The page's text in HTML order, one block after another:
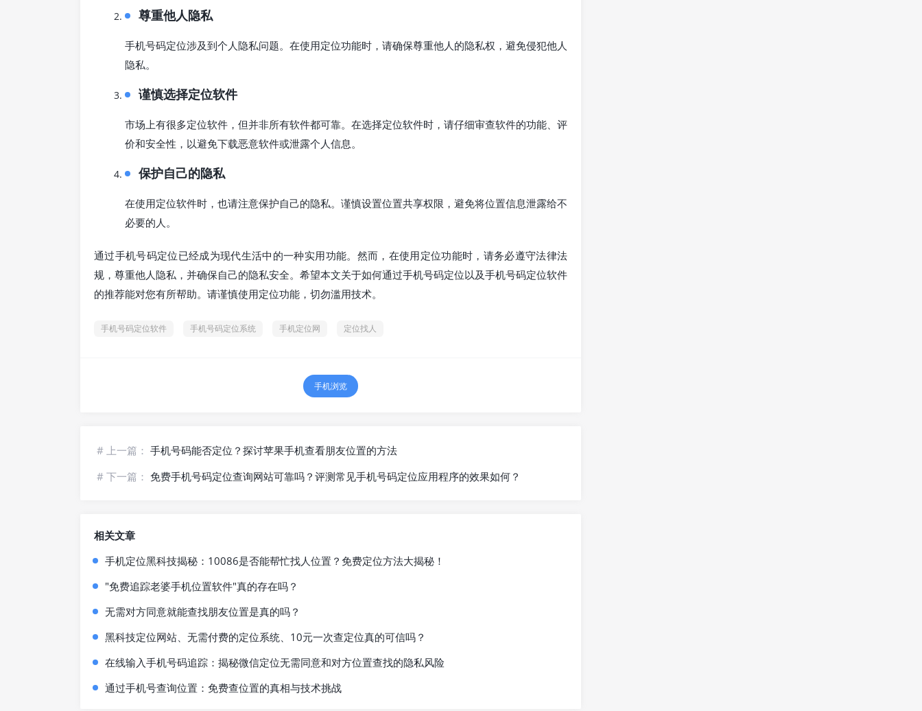
尊重他人隐私
手机号码定位涉及到个人隐私问题。在使用定位功能时，请确保尊重他人的隐私权，避免侵犯他人
隐私。
谨慎选择定位软件
市场上有很多定位软件，但并非所有软件都可靠。在选择定位软件时，请仔细审查软件的功能、评
价和安全性，以避免下载恶意软件或泄露个人信息。
保护自己的隐私
在使用定位软件时，也请注意保护自己的隐私。谨慎设置位置共享权限，避免将位置信息泄露给不
必要的人。
通过手机号码定位已经成为现代生活中的一种实用功能。然而，在使用定位功能时，请务必遵守法律法
规，尊重他人隐私，并确保自己的隐私安全。希望本文关于如何通过手机号码定位以及手机号码定位软件
的推荐能对您有所帮助。请谨慎使用定位功能，切勿滥用技术。
手机号码定位软件 手机号码定位系统 手机定位网 定位找人
手机浏览
# 上一篇： 手机号码能否定位？探讨苹果手机查看朋友位置的方法
# 下一篇： 免费手机号码定位查询网站可靠吗？评测常见手机号码定位应用程序的效果如何？
相关文章
手机定位黑科技揭秘：10086是否能帮忙找人位置？免费定位方法大揭秘！
"免费追踪老婆手机位置软件"真的存在吗？
无需对方同意就能查找朋友位置是真的吗？
黑科技定位网站、无需付费的定位系统、10元一次查定位真的可信吗？
在线输入手机号码追踪：揭秘微信定位无需同意和对方位置查找的隐私风险
通过手机号查询位置：免费查位置的真相与技术挑战